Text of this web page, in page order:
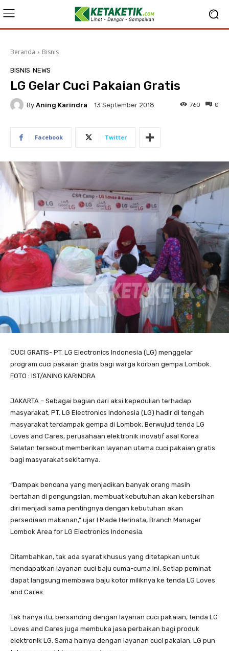
Beranda Bisnis
BISNIS NEWS
LG Gelar Cuci Pakaian Gratis
By Aning Karindra 13 September 2018 0
760
Facebook Twitter
CUCI GRATIS- PT. LG Electronics Indonesia (LG) menggelar
program cuci pakaian gratis bagi warga korban gempa Lombok.
FOTO : IST/ANING KARINDRA
JAKARTA – Sebagai bagian dari aksi kepedulian terhadap
masyarakat, PT. LG Electronics Indonesia (LG) hadir di tengah
masyarakat terdampak gempa di Lombok. Berwujud tenda LG
Loves and Cares, perusahaan elektronik inovatif asal Korea
Selatan tersebut memberikan layanan utama cuci pakaian gratis
bagi masyarakat sekitarnya.
“Dampak bencana yang menjadikan banyak orang masih
bertahan di pengungsian, membuat kebutuhan akan kebersihan
diri menjadi sama pentingnya dengan kebutuhan akan
persediaan makanan,” ujar I Made Herinata, Branch Manager
Lombok Area for LG Electronics Indonesia.
Ditambahkan, tak ada syarat khusus yang ditetapkan untuk
mendapatkan layanan cuci baju cuma-cuma ini. Setiap peminat
dapat langsung membawa baju kotor miliknya ke tenda LG Loves
and Cares.
Tak hanya itu, bersanding dengan layanan cuci pakaian, tenda LG
Loves and Cares juga membuka jasa perbaikan bagi produk
elektronik LG. Sama halnya dengan layanan cuci pakaian, LG pun